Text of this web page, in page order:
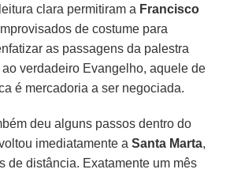
clara permitiram a Francisco
de costume para
as passagens da palestra
verdadeiro Evangelho, aquele de
é mercadoria a ser negociada.
deu alguns passos dentro do
imediatamente aSanta Marta,
de distância. Exatamente um mês